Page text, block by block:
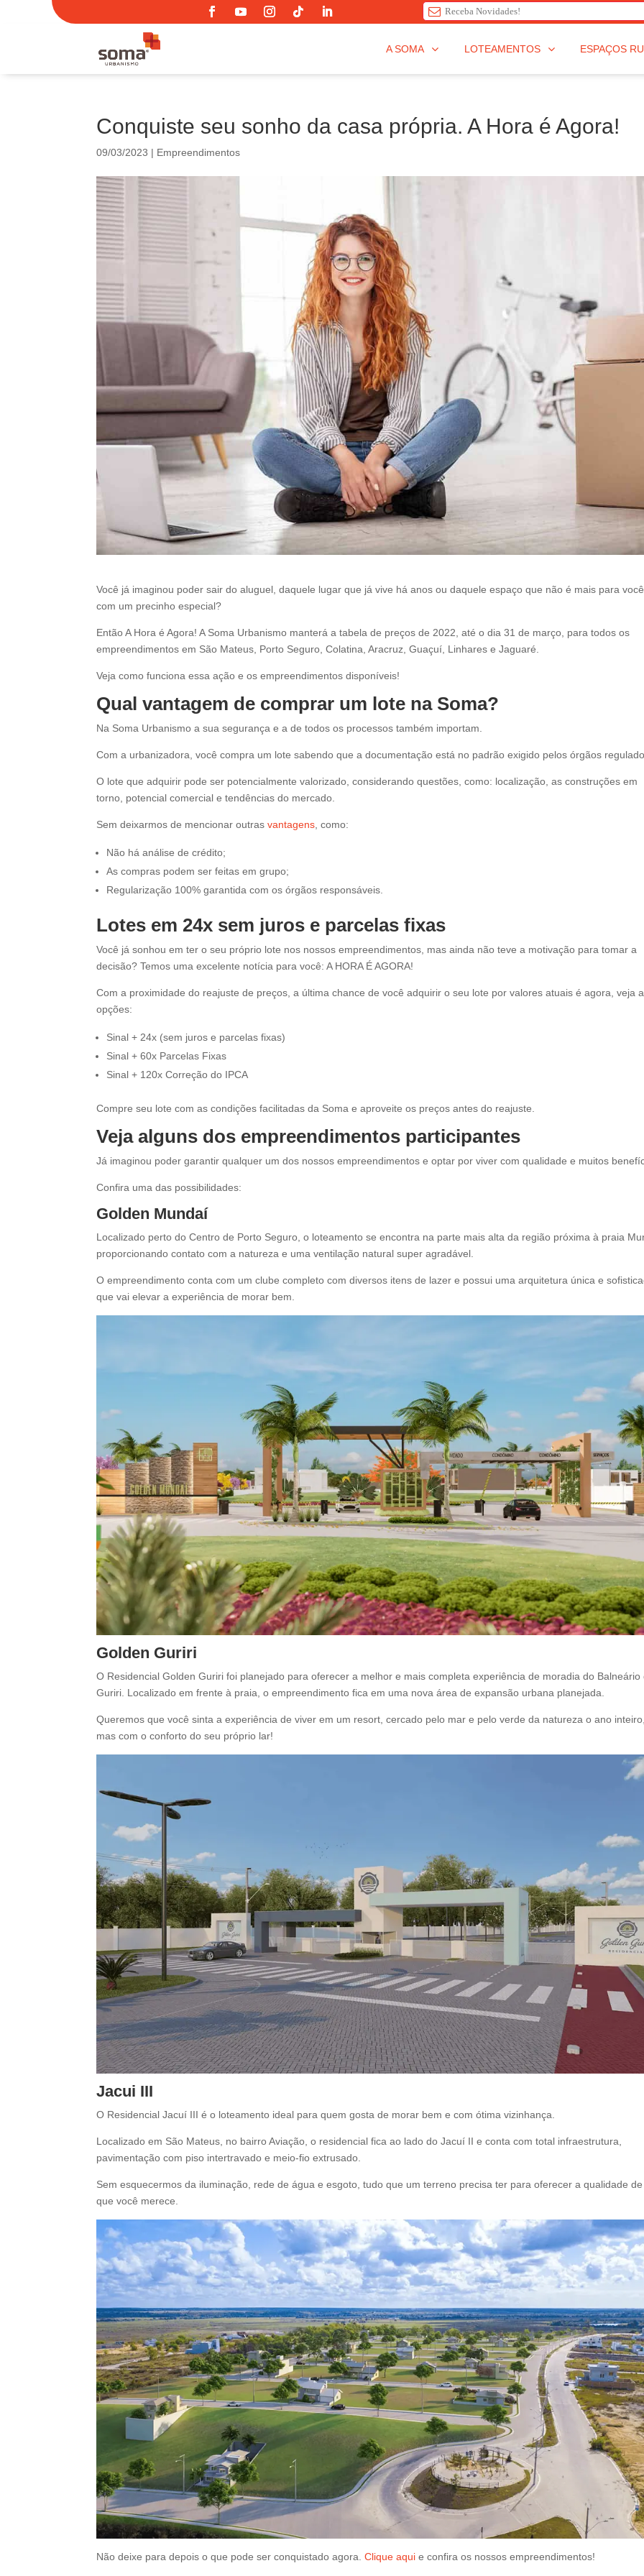
T
i
i
d
e
l
e
f
a
k
A SOMA LOTEAMENTOS ESPAÇOS
Conquiste seu sonho da casa própria. A Hora é Agora!
09/03/2023 | Empreendimentos
Você já imaginou poder sair do aluguel, daquele lugar que já vive há anos ou daquele espaço que não é mais para
com um precinho especial?
Então A Hora é Agora! A Soma Urbanismo manterá a tabela de preços de 2022, até o dia 31 de março, para todos os
empreendimentos em São Mateus, Porto Seguro, Colatina, Aracruz, Guaçuí, Linhares e Jaguaré.
Veja como funciona essa ação e os empreendimentos disponíveis!
Qual vantagem de comprar um lote na Soma?
Na Soma Urbanismo a sua segurança e a de todos os processos também importam.
Com a urbanizadora, você compra um lote sabendo que a documentação está no padrão exigido pelos órgãos
O lote que adquirir pode ser potencialmente valorizado, considerando questões, como: localização, as construções em
torno, potencial comercial e tendências do mercado.
Sem deixarmos de mencionar outrasvantagens , como:
Não há análise de crédito;
As compras podem ser feitas em grupo;
Regularização 100% garantida com os órgãos responsáveis.
Lotes em 24x sem juros e parcelas fixas
Você já sonhou em ter o seu próprio lote nos nossos empreendimentos, mas ainda não teve a motivação para tomar a
decisão? Temos uma excelente notícia para você: A HORA É AGORA!
Com a proximidade do reajuste de preços, a última chance de você adquirir o seu lote por valores atuais é agora, veja
opções:
Sinal + 24x (sem juros e parcelas fixas)
Sinal + 60x Parcelas Fixas
Sinal + 120x Correção do IPCA
Compre seu lote com as condições facilitadas da Soma e aproveite os preços antes do reajuste.
Veja alguns dos empreendimentos participantes
Já imaginou poder garantir qualquer um dos nossos empreendimentos e optar por viver com qualidade e muitos
Confira uma das possibilidades:
Golden Mundaí
Localizado perto do Centro de Porto Seguro, o loteamento se encontra na parte mais alta da região próxima à praia
proporcionando contato com a natureza e uma ventilação natural super agradável.
O empreendimento conta com um clube completo com diversos itens de lazer e possui uma arquitetura única e
que vai elevar a experiência de morar bem.
Golden Guriri
O Residencial Golden Guriri foi planejado para oferecer a melhor e mais completa experiência de moradia do Balneário
Guriri. Localizado em frente à praia, o empreendimento fica em uma nova área de expansão urbana planejada.
Queremos que você sinta a experiência de viver em um resort, cercado pelo mar e pelo verde da natureza o ano
mas com o conforto do seu próprio lar!
Jacui III
O Residencial Jacuí III é o loteamento ideal para quem gosta de morar bem e com ótima vizinhança.
Localizado em São Mateus, no bairro Aviação, o residencial fica ao lado do Jacuí II e conta com total infraestrutura,
pavimentação com piso intertravado e meio-fio extrusado.
Sem esquecermos da iluminação, rede de água e esgoto, tudo que um terreno precisa ter para oferecer a qualidade
que você merece.
Não deixe para depois o que pode ser conquistado agora.Clique aqui e confira os nossos empreendimentos!